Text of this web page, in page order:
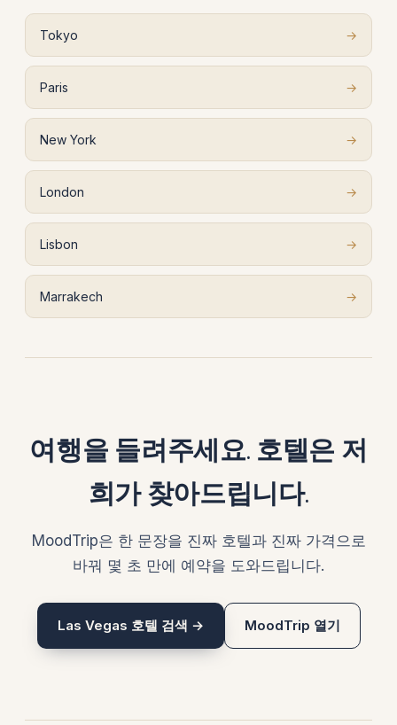
Tokyo →
Paris →
New York →
London →
Lisbon →
Marrakech →
여행을 들려주세요. 호텔은 저
희가 찾아드립니다.
MoodTrip은 한 문장을 진짜 호텔과 진짜 가격으로
바꿔 몇 초 만에 예약을 도와드립니다.
Las Vegas 호텔 검색 → MoodTrip 열기